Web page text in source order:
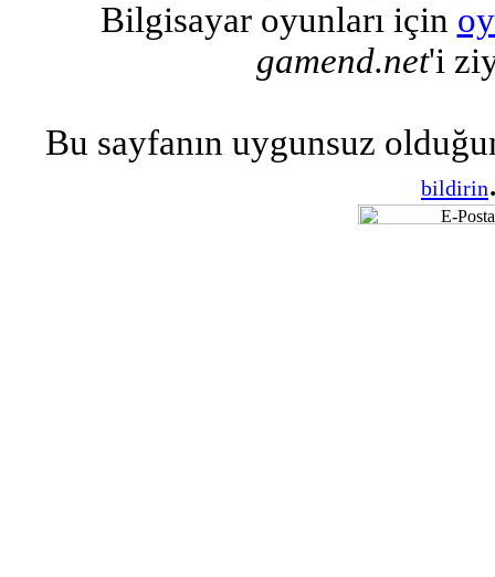
Bilgisayar oyunları için
gamend.net'i
Bu sayfanın uygunsuz
bildirin